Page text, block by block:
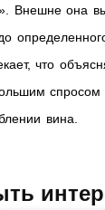
Внешне она
что
вина.